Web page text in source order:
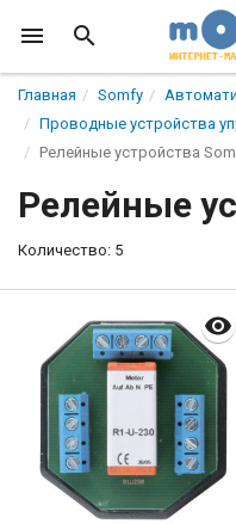
Главная Somfy
Проводные устройства
Релейные устройства
Релейные
Количество: 5